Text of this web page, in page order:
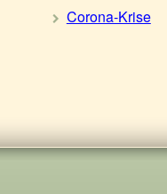
Corona-Krise